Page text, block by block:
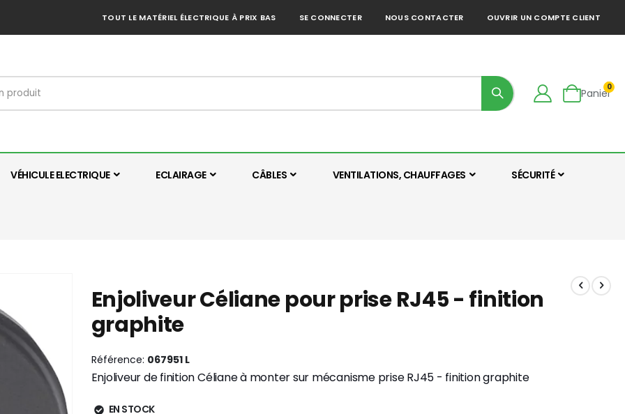
TOUT LE MATÉRIEL ÉLECTRIQUE À PRIX BAS SE CONNECTER NOUS CONTACTER OUVRIR UN COMPTE CLIENT
Panier
0
VÉHICULE ELECTRIQUE ECLAIRAGE CÂBLES VENTILATIONS, CHAUFFAGES SÉCURITÉ
Enjoliveur Céliane pour prise RJ45 - finition
graphite
Référence 067951 L
Enjoliveur de finition Céliane à monter sur mécanisme prise RJ45 - finition graphite
EN STOCK